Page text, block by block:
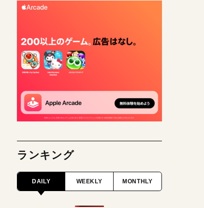
ランキング
DAILY WEEKLY MONTHLY